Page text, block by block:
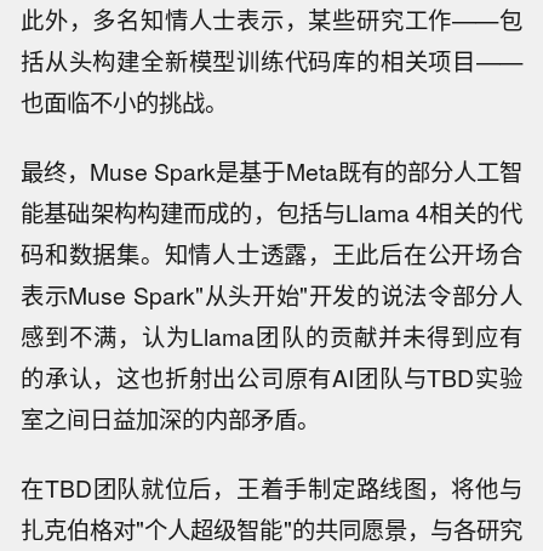
此外，多名知情人士表示，某些研究工作——包
括从头构建全新模型训练代码库的相关项目——
也面临不小的挑战。
最终，Muse Spark是基于Meta既有的部分人工智
能基础架构构建而成的，包括与Llama 4相关的代
码和数据集。知情人士透露，王此后在公开场合
表示Muse Spark"从头开始"开发的说法令部分人
感到不满，认为Llama团队的贡献并未得到应有
的承认，这也折射出公司原有AI团队与TBD实验
室之间日益加深的内部矛盾。
在TBD团队就位后，王着手制定路线图，将他与
扎克伯格对"个人超级智能"的共同愿景，与各研究